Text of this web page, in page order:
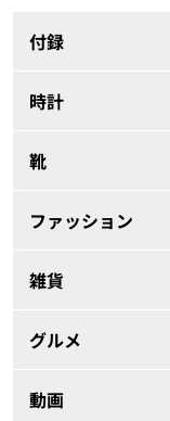
付録
時計
靴
ファッション
雑貨
グルメ
動画